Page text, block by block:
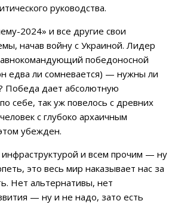
руководства.
2024» и все другие свои
начав войну с Украиной. Лидер
победоносной
едва ли сомневается) — нужны ли
Победа дает абсолютную
себе, так уж повелось с древних
с глубоко архаичным
убежден.
и всем прочим — ну
это весь мир наказывает нас за
Нет альтернативы, нет
— ну и не надо, зато есть